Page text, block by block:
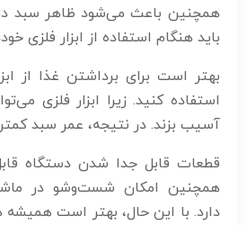
همچنین باعث می‌شود ظاهر سبد
باید هنگام استفاده از ابزار فلزی
بهتر است برای برداشتن غذا از
استفاده کنید. زیرا ابزار فلزی
آسیب بزند. در نتیجه، عمر سبد
قطعات قابل جدا شدن دستگاه
همچنین امکان شست‌وشو در
دارد. با این حال، بهتر است همیشه